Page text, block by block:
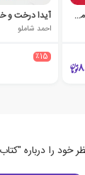
به شیوه ی خودشان عاشق می شوند آیدا درخت و
احمد شاملو
٪15
خود را درباره